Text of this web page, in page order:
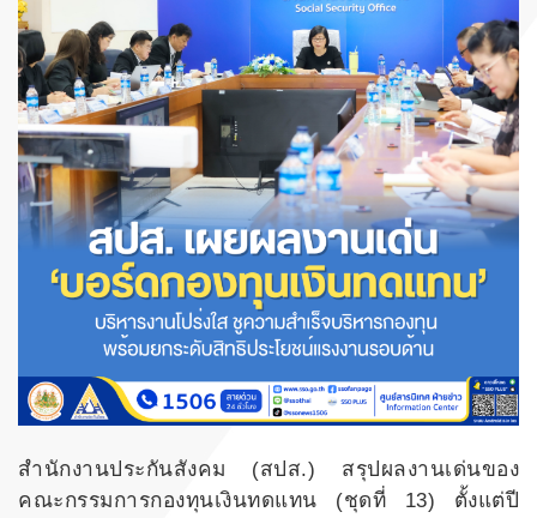
สำนักงานประกันสังคม (สปส.) สรุปผลงานเด่นของ
คณะกรรมการกองทุนเงินทดแทน (ชุดที่ 13) ตั้งแต่ปี